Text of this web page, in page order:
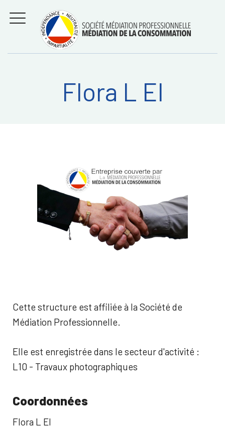
Régler les litiges
entre
consommateurs et
professionnels avec
la médiation de la
consommation
MENU
RechercheFlora L EI
Cette structure est affiliée à la Société de
Médiation Professionnelle.
Elle est enregistrée dans le secteur d'activité :
L10 - Travaux photographiques
Coordonnées
Flora L EI